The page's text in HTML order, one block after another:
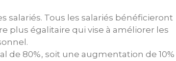
salariés. Tous les salariés bénéficieront
plus égalitaire qui vise à améliorer les
de 80%, soit une augmentation de 10%